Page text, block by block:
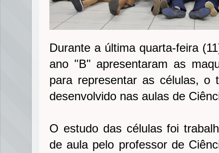
Durante a última quarta-feira
ano "B" apresentaram as
para representar as células, o
desenvolvido nas aulas de
O estudo das células foi
de aula pelo professor de